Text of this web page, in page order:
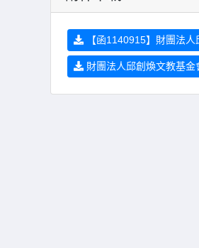
【函1140915】財團法
財團法人邱創煥文教基